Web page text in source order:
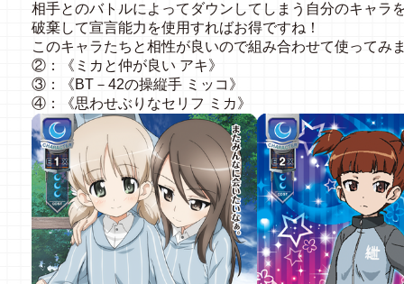
相手とのバトルによってダウンしてしまう自分のキャラ
破棄して宣言能力を使用すればお得ですね！
このキャラたちと相性が良いので組み合わせて使ってみ
②：《ミカと仲が良い アキ》
③：《BT－42の操縦手 ミッコ》
④：《思わせぶりなセリフ ミカ》